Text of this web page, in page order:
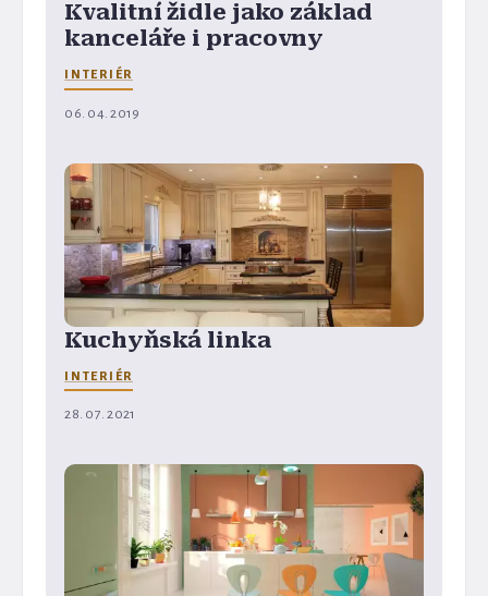
Kvalitní židle jako základ
kanceláře i pracovny
INTERIÉR
06. 04. 2019
Kuchyňská linka
INTERIÉR
28. 07. 2021